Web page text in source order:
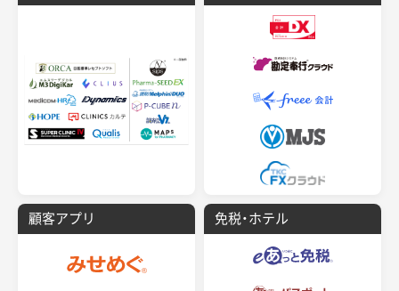
顧客アプリ 免税・ホテル